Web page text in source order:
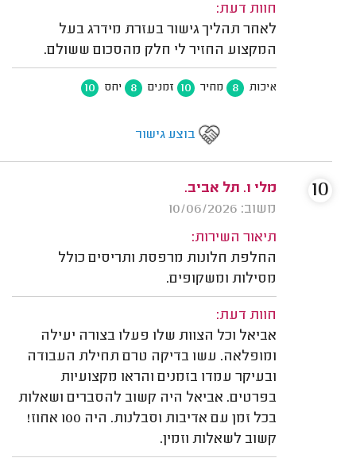
חוות דעת:
לאחר תהליך גישור בעזרת מידרג בעל
המקצוע החזיר לי חלק מהסכום ששולם.
איכות 8 מחיר 10 זמנים 8 יחס 10
בוצע גישור
מלי ו. תל אביב.
משוב: 10/06/2026
תיאור השירות:
החלפת חלונות מרפסת ותריסים כולל
מסילות ומשקופים.
חוות דעת:
אביאל וכל הצוות שלו פעלו בצורה יעילה
ומופלאה. עשו בדיקה טרם תחילת העבודה
ובעיקר עמדו בזמנים והראו מקצועיות
בפרטים. אביאל היה קשוב להסברים ושאלות
בכל זמן עם אדיבות וסבלנות. היה 100 אחוז!
קשוב לשאלות וזמין.
10